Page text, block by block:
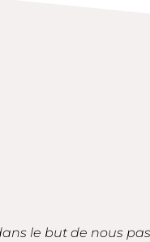
le but de nous